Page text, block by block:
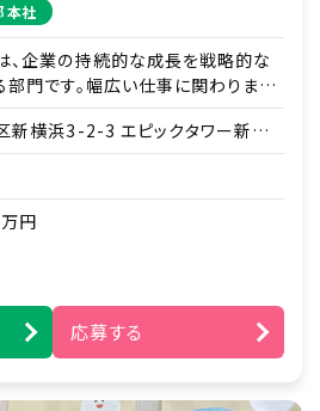
本社
、企業の持続的な成長を戦略的な
門です。幅広い仕事に関わります
部を任せることはありません。得
少しずつ、先輩と一緒に進めてい
】
案・策定
合分析を基にした中長期的な経営
事業計画の立案
測
新横浜3-2-3 エピックタワー新横
円
応募する